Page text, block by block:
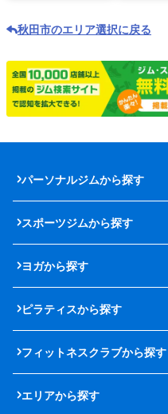
秋田市のエリア選択に戻る
パーソナルジムから探す
スポーツジムから探す
ヨガから探す
ピラティスから探す
フィットネスクラブから探す
エリアから探す